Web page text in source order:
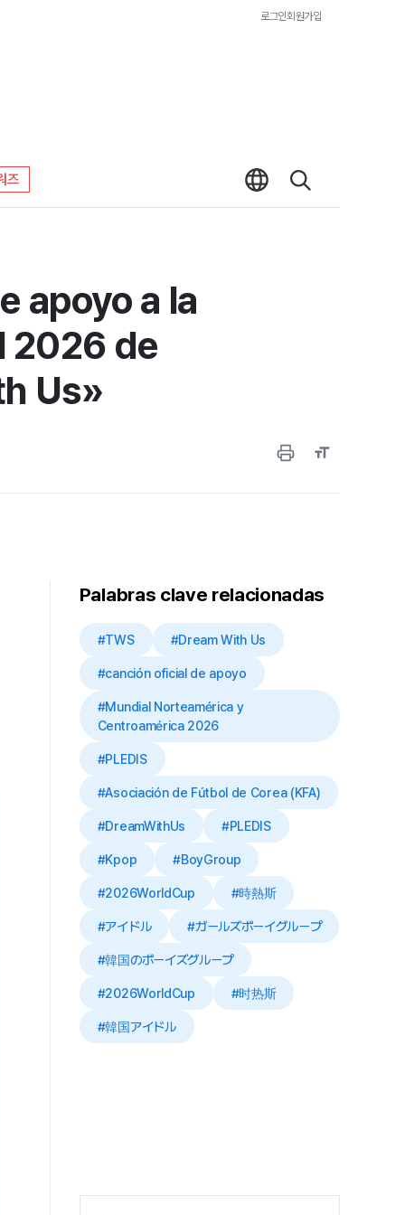
로그인회원가입
즈
apoyo a la
2026 de
Us»
Palabras clave relacionadas
#TWS #Dream With Us
#canción oficial de apoyo
#Mundial Norteamérica y
Centroamérica 2026
#PLEDIS
#Asociación de Fútbol de Corea (KFA)
#DreamWithUs #PLEDIS
#Kpop #BoyGroup
#2026WorldCup #時熱斯
#アイドル #ガールズボーイグループ
#韓国のボーイズグループ
#2026WorldCup #时热斯
#韓国アイドル